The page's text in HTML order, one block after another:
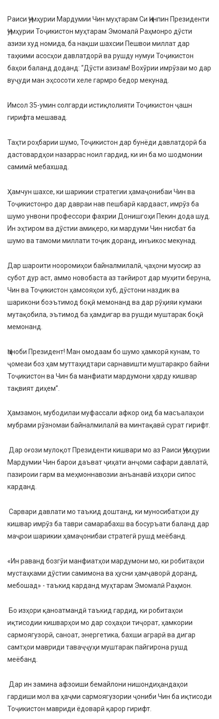
Раиси Ҷумҳурии Мардумии Чин муҳтарам Си Ҷинпин Президенти
Ҷумҳурии Тоҷикистон муҳтарам Эмомалӣ Раҳмонро дӯсти
азизи худ номида, ба нақши шахсии Пешвои миллат дар
таҳкими асосҳои давлатдорӣ ва рушду нумуи Тоҷикистон
баҳои баланд доданд: “Дӯсти азизам! Вохӯрии имрӯзаи мо дар
вуҷуди ман эҳсосоти хеле гармро бедор мекунад.
Имсол 35-умин солгарди истиқлолияти Тоҷикистон ҷашн
гирифта мешавад.
Таҳти роҳбарии шумо, Тоҷикистон дар бунёди давлатдорӣ ба
дастовардҳои назаррас ноил гардид, ки ин ба мо шодмонии
самимӣ мебахшад.
Ҳамчун шахсе, ки шарикии стратегии ҳамаҷонибаи Чин ва
Тоҷикистонро дар давраи нав пешбарӣ кардааст, имрӯз ба
шумо унвони профессори фахрии Донишгоҳи Пекин дода шуд.
Ин эҳтиром ва дӯстии амиқеро, ки мардуми Чин нисбат ба
шумо ва тамоми миллати тоҷик доранд, инъикос мекунад.
Дар шароити нооромиҳои байналмилалӣ, ҷаҳони муосир аз
субот дур аст, аммо новобаста аз тағйирот дар муҳити беруна,
Чин ва Тоҷикистон ҳамсояҳои хуб, дӯстони наздик ва
шарикони боэътимод боқӣ мемонанд ва дар рӯҳияи кумаки
мутақобила, эътимод ба ҳамдигар ва рушди муштарак боқӣ
мемонанд.
Ҷаноби Президент! Ман омодаам бо шумо ҳамкорӣ кунам, то
ҷомеаи боз ҳам муттаҳидтари сарнавишти муштаракро байни
Тоҷикистон ва Чин ба манфиати мардумони ҳарду кишвар
тақвият диҳем”.
Ҳамзамон, мубодилаи муфассали афкор оид ба масъалаҳои
мубрами рӯзномаи байналмилалӣ ва минтақавӣ сурат гирифт.
Дар оғози мулоқот Президенти кишвари мо аз Раиси Ҷумҳурии
Мардумии Чин барои даъват ҷиҳати анҷоми сафари давлатӣ,
пазироии гарм ва меҳмоннавозии анъанавӣ изҳори сипос
карданд.
Сарвари давлати мо таъкид доштанд, ки муносибатҳои ду
кишвар имрӯз ба таври самарабахш ва босуръати баланд дар
маҷрои шарикии ҳамаҷонибаи стратегӣ рушд меёбанд.
«Ин раванд бозгӯи манфиатҳои мардумони мо, ки робитаҳои
мустаҳками дӯстии самимона ва ҳусни ҳамҷаворӣ доранд,
мебошад» - таъкид карданд муҳтарам Эмомалӣ Раҳмон.
Бо изҳори қаноатмандӣ таъкид гардид, ки робитаҳои
иқтисодии кишварҳои мо дар соҳаҳои тиҷорат, ҳамкории
сармоягузорӣ, саноат, энергетика, бахши аграрӣ ва дигар
самтҳои мавриди таваҷҷуҳи муштарак пайгирона рушд
меёбанд.
Дар ин замина афзоиши бемайлони нишондиҳандаҳои
гардиши мол ва ҳаҷми сармоягузории ҷониби Чин ба иқтисоди
Тоҷикистон мавриди ёдоварӣ қарор гирифт.